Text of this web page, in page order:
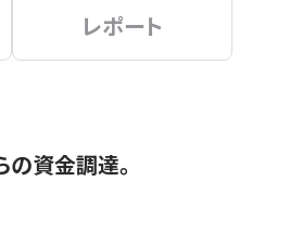
レポート
資金調達。